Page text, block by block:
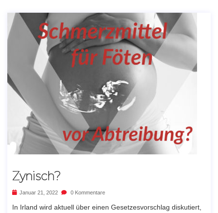
Zynisch?
Januar 21, 2022 0 Kommentare
In Irland wird aktuell über einen Gesetzesvorschlag diskutiert,